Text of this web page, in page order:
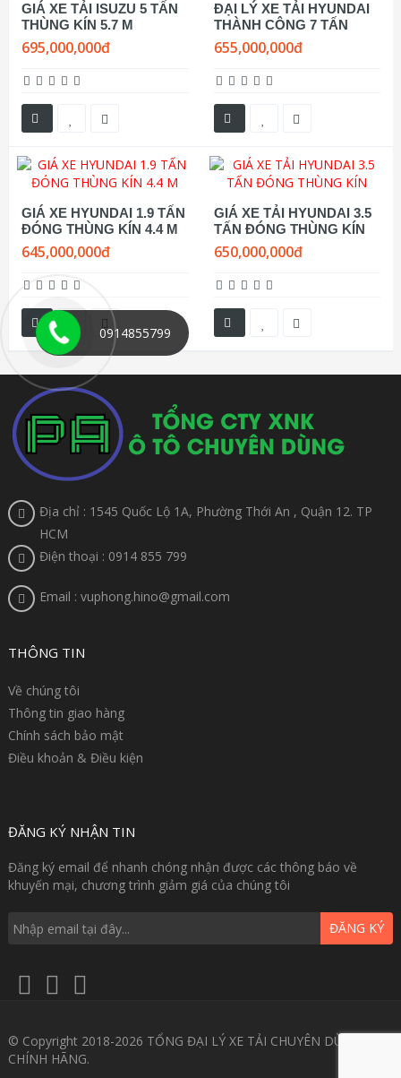
GIÁ XE TẢI ISUZU 5 TẤN
THÙNG KÍN 5.7 M
695,000,000đ
ĐẠI LÝ XE TẢI HYUNDAI
THÀNH CÔNG 7 TẤN
655,000,000đ
GIÁ XE HYUNDAI 1.9 TẤN
ĐÓNG THÙNG KÍN 4.4 M
645,000,000đ
GIÁ XE TẢI HYUNDAI 3.5
TẤN ĐÓNG THÙNG KÍN
650,000,000đ
Địa chỉ : 1545 Quốc Lộ 1A, Phường Thới An , Quận 12. TP
HCM
Điện thoại : 0914 855 799
Email : vuphong.hino@gmail.com
THÔNG TIN
Về chúng tôi
Thông tin giao hàng
Chính sách bảo mật
Điều khoản & Điều kiện
ĐĂNG KÝ NHẬN TIN
Đăng ký email để nhanh chóng nhận được các thông báo về
khuyến mại, chương trình giảm giá của chúng tôi
ĐĂNG KÝ
© Copyright 2018-2026 TỔNG ĐẠI LÝ XE TẢI CHUYÊN DÙNG GIÁ
CHÍNH HÃNG.
0914855799